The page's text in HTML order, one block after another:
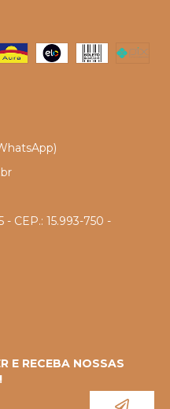
- CEP.: 15.993-750 -
E RECEBA NOSSAS